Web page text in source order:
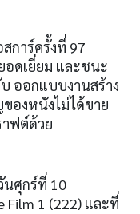
การ์ครั้งที่ 97
อดเยี่ยม และชนะ
ออกแบบงานสร้าง
องหนังไม่ได้ขาย
ฟต์ด้วย
นศุกร์ที่ 10
Film 1 (222) และที่